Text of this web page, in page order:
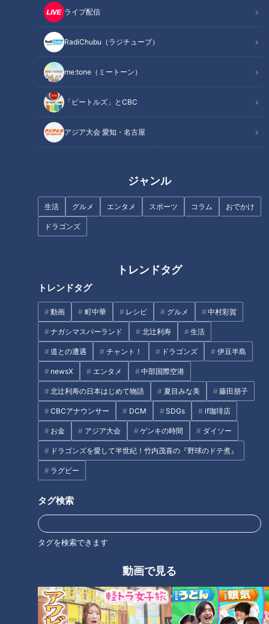
ライブ配信
RadiChubu（ラジチューブ）
me:tone（ミートーン）
「ビートルズ」とCBC
アジア大会 愛知・名古屋
ジャンル
生活 グルメ エンタメ スポーツ コラム おでかけ
ドラゴンズ
トレンドタグ
トレンドタグ
動画 町中華 レシピ グルメ 中村彩賀
ナガシマスパーランド 北辻利寿 生活
道との遭遇 チャント！ ドラゴンズ 伊豆半島
newsX エンタメ 中部国際空港
北辻利寿の日本はじめて物語 夏目みな美 藤田朋子
CBCアナウンサー DCM SDGs if珈琲店
お金 アジア大会 ゲンキの時間 ダイソー
ドラゴンズを愛して半世紀！竹内茂喜の『野球のドテ煮』
ラグビー
タグ検索
タグを検索できます
動画で見る
材料（2人分）
かつお(刺身用・切り身) 120g
酒、みりん 各大さじ1
しょうゆ 大さじ2
トマト 1/2個(100g)
アボカド 1/2個(70g)
貝割れ菜 1/2パック(40g)
レモン汁 小さじ1
1 耐熱容器に酒とみりんを入れ、電子レンジ(600W)に1分30
秒かけて煮きる。しょうゆを合わせてバットに入れて冷ます。
2 1のバットにかつおを並べ入れ、冷蔵庫に入れて、15分漬
けたら返し、さらに15分漬ける。
3 トマト、アボカドはかつおと同じ枚数の薄切りにする。貝
割れ菜は根元を落とす。
4 器にトマト、アボカド、汁気をペーパータオルで押さえた
かつお、貝割れ菜を盛り、かつおに炒り白ごまをふる。
5 マヨネーズ、レモン汁を合わせてソースを作る。リーフレ
タスとともに4に添える。リーフレタスでかつおと野菜を巻
この記事の画像を見る